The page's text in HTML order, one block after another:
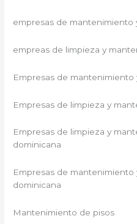
empresas de mantenimiento
empreas de limpieza y
Empresas de
Empresas de limpieza y
Empresas de limpieza y
dominicana
Empresas de
dominicana
Mantenimiento de pisos